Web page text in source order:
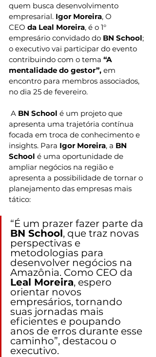
quem busca desenvolvimento
empresarial. Igor Moreira, O
CEO da Leal Moreira, é o 1°
empresário convidado do BN School;
o executivo vai participar do evento
contribuindo com o tema “A
mentalidade do gestor”, em
encontro para membros associados,
no dia 25 de fevereiro.
A BN School é um projeto que
apresenta uma trajetória contínua
focada em troca de conhecimento e
insights. Para Igor Moreira, a BN
School é uma oportunidade de
ampliar negócios na região e
apresenta a possibilidade de tornar o
planejamento das empresas mais
tático:
“É um prazer fazer parte da
BN School, que traz novas
perspectivas e
metodologias para
desenvolver negócios na
Amazônia. Como CEO da
Leal Moreira, espero
orientar novos
empresários, tornando
suas jornadas mais
eficientes e poupando
anos de erros durante esse
caminho”, destacou o
executivo.